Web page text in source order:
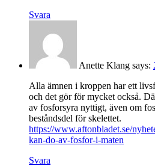
Svara
Anette Klang says:
Alla ämnen i kroppen har ett
och det gör för mycket också.
av fosforsyra nyttigt, även om
beståndsdel för skelettet.
https://www.aftonbladet.se/
kan-do-av-fosfor-i-maten
Svara